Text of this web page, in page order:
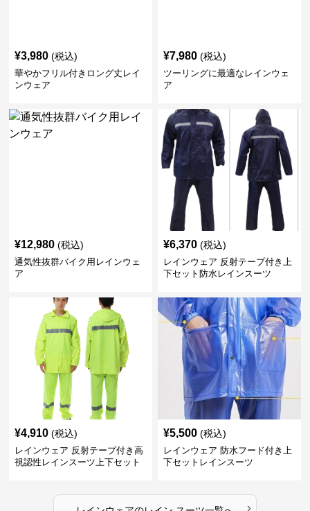
¥3,980 (税込)
華やかフリル付きロング丈レイ
ンウェア
¥7,980 (税込)
ツーリングに最適なレインウェ
ア
¥12,980 (税込)
通気性抜群バイク用レインウェ
ア
¥6,370 (税込)
レインウェア 反射テープ付き上
下セット防水レインスーツ
¥4,910 (税込)
レインウェア 反射テープ付き高
視認性レインスーツ上下セット
¥5,500 (税込)
レインウェア 防水フード付き上
下セットレインスーツ
›